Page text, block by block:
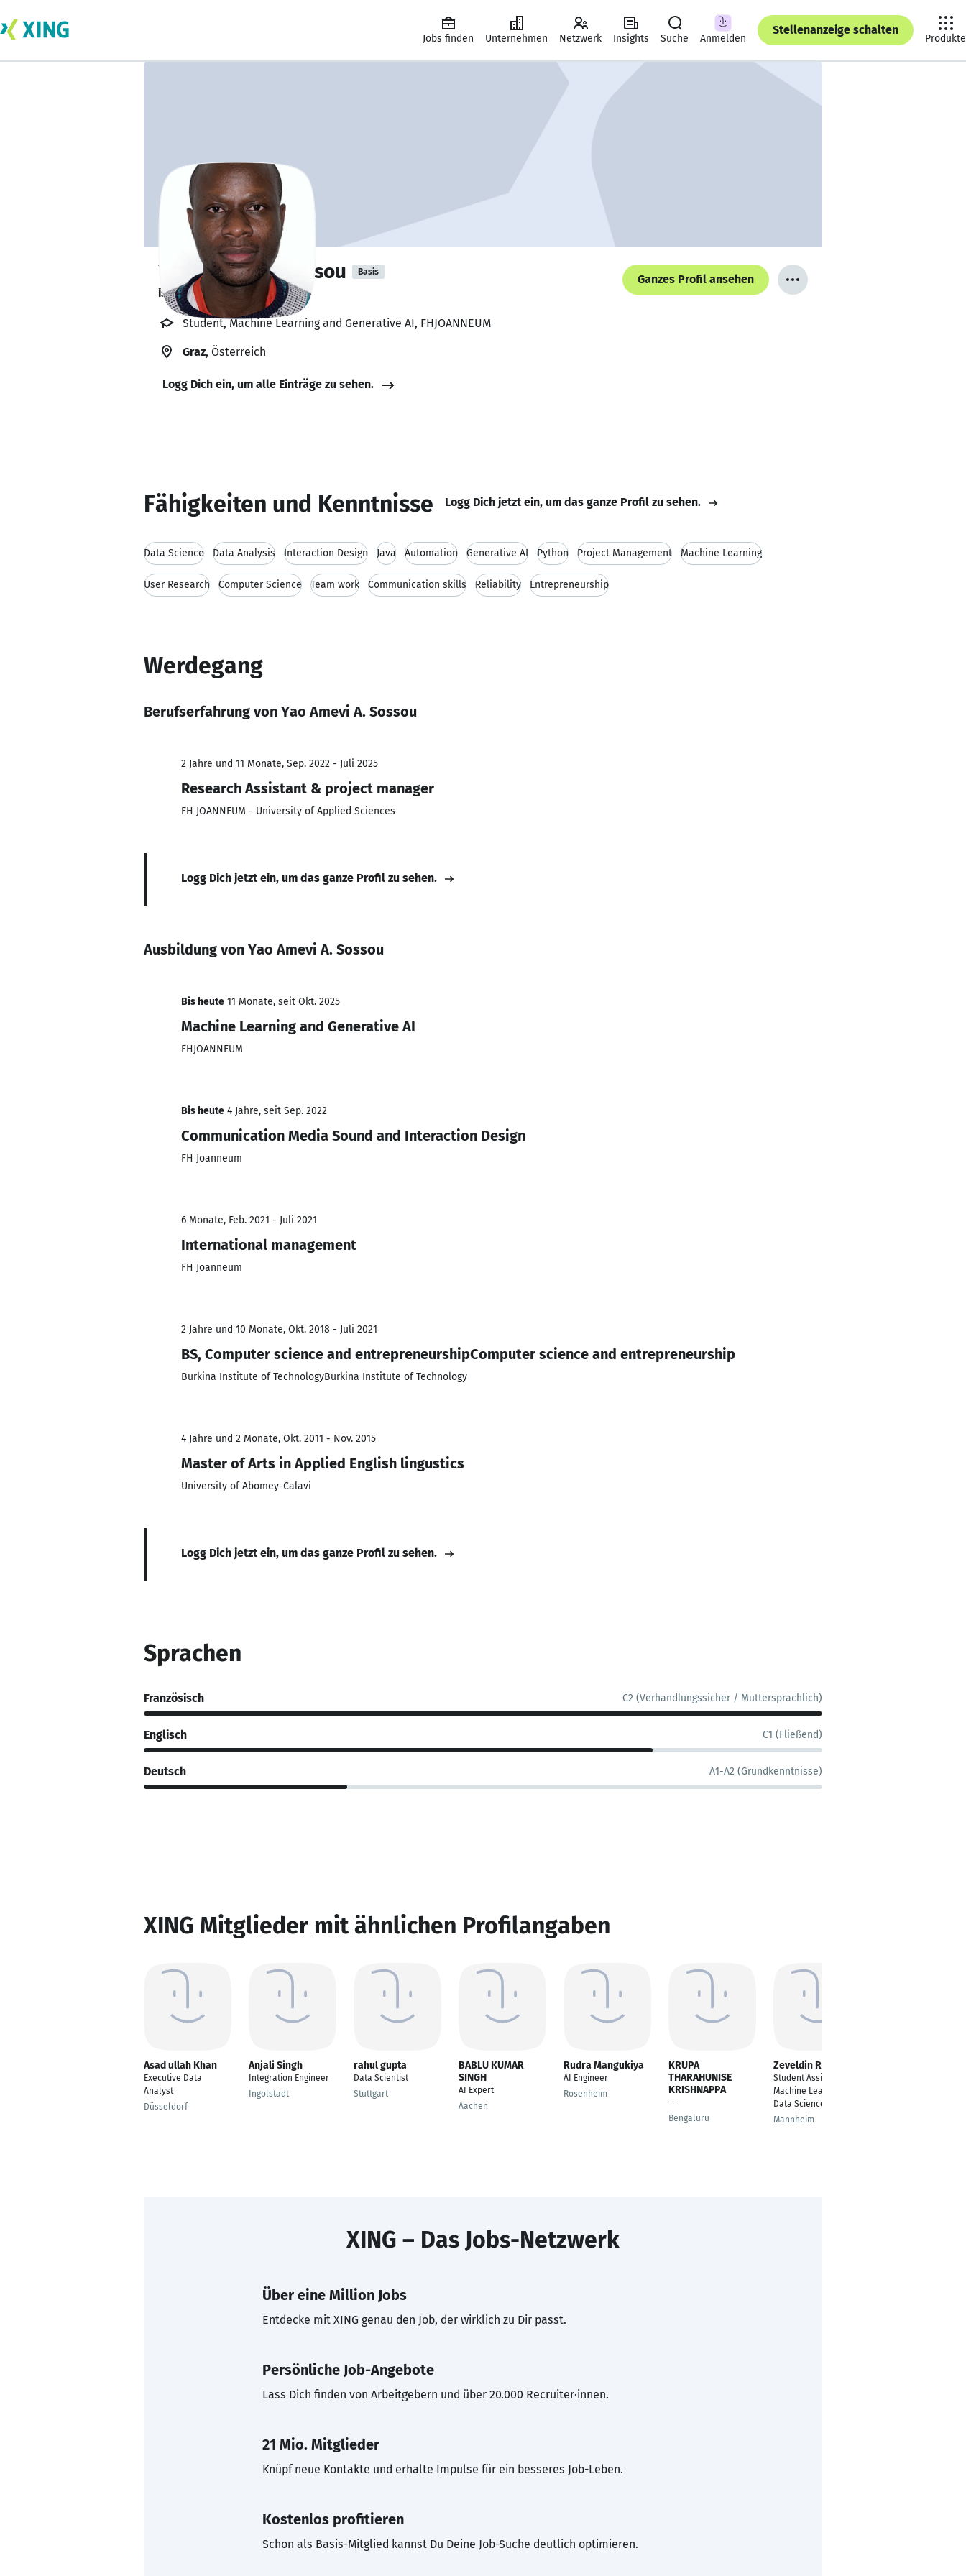
Jobs finden Unternehmen Netzwerk Insights Suche Anmelden
Stellenanzeige schalten
Produkte
Yao Amevi A. Sossou Basis
is researching.
Ganzes Profil ansehen
Student, Machine Learning and Generative AI, FHJOANNEUM
Graz, Österreich
Logg Dich ein, um alle Einträge zu sehen.
Fähigkeiten und Kenntnisse Logg Dich jetzt ein, um das ganze Profil zu sehen.
Data Science Data Analysis Interaction Design Java Automation Generative AI Python Project Management Machine Learning
User Research Computer Science Team work Communication skills Reliability Entrepreneurship
Werdegang
Berufserfahrung von Yao Amevi A. Sossou
2 Jahre und 11 Monate, Sep. 2022 - Juli 2025
Research Assistant & project manager
FH JOANNEUM - University of Applied Sciences
Logg Dich jetzt ein, um das ganze Profil zu sehen.
Ausbildung von Yao Amevi A. Sossou
Bis heute 11 Monate, seit Okt. 2025
Machine Learning and Generative AI
FHJOANNEUM
Bis heute 4 Jahre, seit Sep. 2022
Communication Media Sound and Interaction Design
FH Joanneum
6 Monate, Feb. 2021 - Juli 2021
International management
FH Joanneum
2 Jahre und 10 Monate, Okt. 2018 - Juli 2021
BS, Computer science and entrepreneurshipComputer science and entrepreneurship
Burkina Institute of TechnologyBurkina Institute of Technology
4 Jahre und 2 Monate, Okt. 2011 - Nov. 2015
Master of Arts in Applied English lingustics
University of Abomey-Calavi
Logg Dich jetzt ein, um das ganze Profil zu sehen.
Sprachen
Französisch C2 (Verhandlungssicher / Muttersprachlich)
Englisch C1 (Fließend)
Deutsch A1-A2 (Grundkenntnisse)
XING Mitglieder mit ähnlichen Profilangaben
Asad ullah Khan
Executive Data
Analyst
Düsseldorf
Anjali Singh
Integration Engineer
Ingolstadt
rahul gupta
Data Scientist
Stuttgart
BABLU KUMAR
SINGH
AI Expert
Aachen
Rudra Mangukiya
AI Engineer
Rosenheim
KRUPA
THARAHUNISE
KRISHNAPPA
---
Bengaluru
Zeveldin Resch
Student Assistant —
Machine Learning /
Data Science
Mannheim
XING – Das Jobs-Netzwerk
Über eine Million Jobs
Entdecke mit XING genau den Job, der wirklich zu Dir passt.
Persönliche Job-Angebote
Lass Dich finden von Arbeitgebern und über 20.000 Recruiter·innen.
21 Mio. Mitglieder
Knüpf neue Kontakte und erhalte Impulse für ein besseres Job-Leben.
Kostenlos profitieren
Schon als Basis-Mitglied kannst Du Deine Job-Suche deutlich optimieren.